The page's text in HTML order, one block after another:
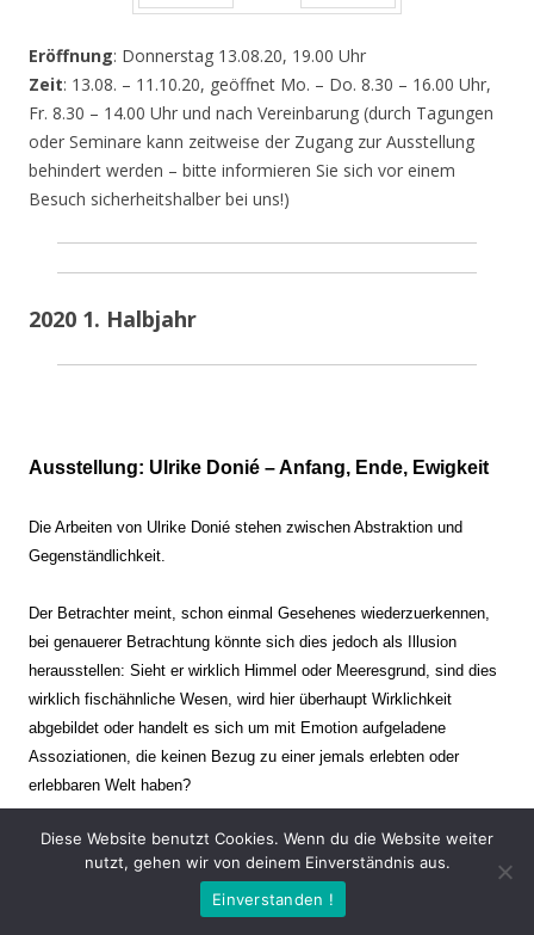
Eröffnung: Donnerstag 13.08.20, 19.00 Uhr
Zeit: 13.08. – 11.10.20, geöffnet Mo. – Do. 8.30 – 16.00 Uhr,
Fr. 8.30 – 14.00 Uhr und nach Vereinbarung (durch Tagungen
oder Seminare kann zeitweise der Zugang zur Ausstellung
behindert werden – bitte informieren Sie sich vor einem
Besuch sicherheitshalber bei uns!)
2020 1. Halbjahr
Ausstellung: Ulrike Donié – Anfang, Ende, Ewigkeit
Die Arbeiten von Ulrike Donié stehen zwischen Abstraktion und
Gegenständlichkeit.
Der Betrachter meint, schon einmal Gesehenes wiederzuerkennen,
bei genauerer Betrachtung könnte sich dies jedoch als Illusion
herausstellen: Sieht er wirklich Himmel oder Meeresgrund, sind dies
wirklich fischähnliche Wesen, wird hier überhaupt Wirklichkeit
abgebildet oder handelt es sich um mit Emotion aufgeladene
Assoziationen, die keinen Bezug zu einer jemals erlebten oder
erlebbaren Welt haben?
Verharren und Dynamik stehen sich dabei gegenüber. Zeit steht still
oder verrinnt im Nu. Es soll dabei eine Spannung, auch farblich, bis
zur Schmerzgrenze erzeugt werden. Die Arbeiten stellen ambivalente
Diese Website benutzt Cookies. Wenn du die Website weiter
nutzt, gehen wir von deinem Einverständnis aus.
Einverstanden !